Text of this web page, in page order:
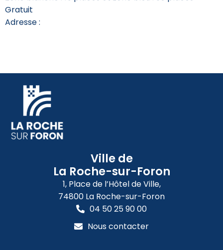
Gratuit
Adresse :
Ville de
La Roche-sur-Foron
1, Place de l’Hôtel de Ville,
74800 La Roche-sur-Foron
04 50 25 90 00
Nous contacter